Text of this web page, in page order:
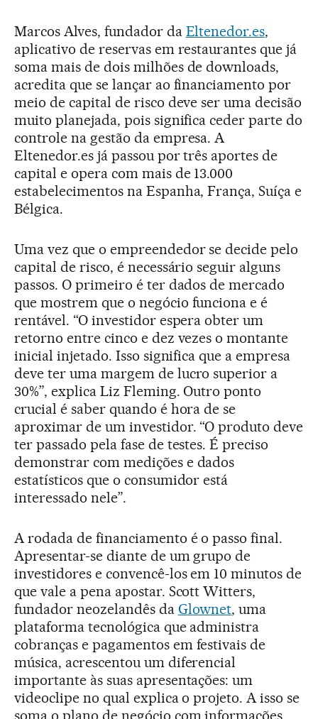
Marcos Alves, fundador da Eltenedor.es,
aplicativo de reservas em restaurantes que já
soma mais de dois milhões de downloads,
acredita que se lançar ao financiamento por
meio de capital de risco deve ser uma decisão
muito planejada, pois significa ceder parte do
controle na gestão da empresa. A
Eltenedor.es já passou por três aportes de
capital e opera com mais de 13.000
estabelecimentos na Espanha, França, Suíça e
Bélgica.
Uma vez que o empreendedor se decide pelo
capital de risco, é necessário seguir alguns
passos. O primeiro é ter dados de mercado
que mostrem que o negócio funciona e é
rentável. “O investidor espera obter um
retorno entre cinco e dez vezes o montante
inicial injetado. Isso significa que a empresa
deve ter uma margem de lucro superior a
30%”, explica Liz Fleming. Outro ponto
crucial é saber quando é hora de se
aproximar de um investidor. “O produto deve
ter passado pela fase de testes. É preciso
demonstrar com medições e dados
estatísticos que o consumidor está
interessado nele”.
A rodada de financiamento é o passo final.
Apresentar-se diante de um grupo de
investidores e convencê-los em 10 minutos de
que vale a pena apostar. Scott Witters,
fundador neozelandês da Glownet, uma
plataforma tecnológica que administra
cobranças e pagamentos em festivais de
música, acrescentou um diferencial
importante às suas apresentações: um
videoclipe no qual explica o projeto. A isso se
soma o plano de negócio com informações